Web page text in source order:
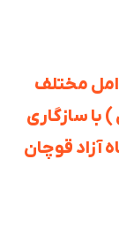
مختلف
با سازگاری
آزاد قوچان